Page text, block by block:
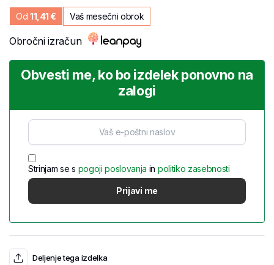
Od11,41 € Vaš mesečni obrok
Obročni izračun
Obvesti me, ko bo izdelek ponovno na
zalogi
Strinjam se s pogoji poslovanja in politiko zasebnosti
Deljenje tega izdelka